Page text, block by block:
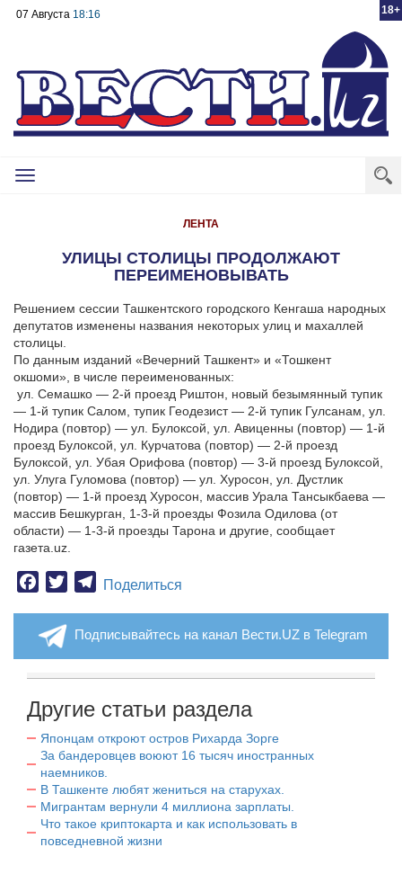
18+
07 Августа 18:16
Toggle
ЛЕНТА
УЛИЦЫ СТОЛИЦЫ ПРОДОЛЖАЮТ
ПЕРЕИМЕНОВЫВАТЬ
Решением сессии Ташкентского городского Кенгаша народных
депутатов изменены названия некоторых улиц и махаллей
столицы.
По данным изданий «Вечерний Ташкент» и «Тошкент
окшоми», в числе переименованных:
ул. Семашко — 2-й проезд Риштон, новый безымянный тупик
— 1-й тупик Салом, тупик Геодезист — 2-й тупик Гулсанам, ул.
Нодира (повтор) — ул. Булоксой, ул. Авиценны (повтор) — 1-й
проезд Булоксой, ул. Курчатова (повтор) — 2-й проезд
Булоксой, ул. Убая Орифова (повтор) — 3-й проезд Булоксой,
ул. Улуга Гуломова (повтор) — ул. Хуросон, ул. Дустлик
(повтор) — 1-й проезд Хуросон, массив Урала Тансыкбаева —
массив Бешкурган, 1-3-й проезды Фозила Одилова (от
области) — 1-3-й проезды Тарона и другие, сообщает
газета.uz.
Facebook
TwitterTelegram
Поделиться
Подписывайтесь на канал Вести.UZ в Telegram
Другие статьи раздела
Японцам откроют остров Рихарда Зорге
За бандеровцев воюют 16 тысяч иностранных
наемников.
В Ташкенте любят жениться на старухах.
Мигрантам вернули 4 миллиона зарплаты.
Что такое криптокарта и как использовать в
повседневной жизни